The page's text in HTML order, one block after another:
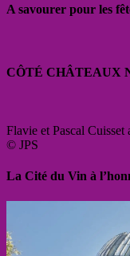
A savourer pour les
CÔTÉ CHÂTEAUX
Flavie et Pascal Cuisset
© JPS
La Cité du Vin à